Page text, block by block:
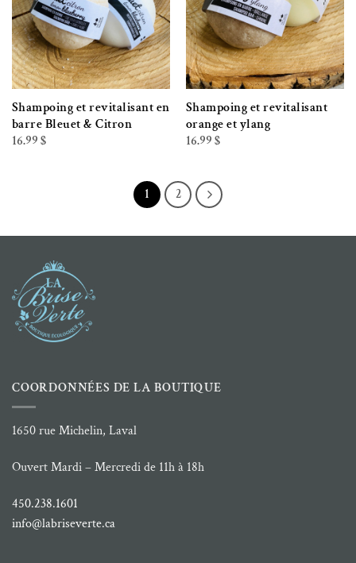
Shampoing et revitalisant en
barre Bleuet & Citron
16.99 $
Shampoing et revitalisant
orange et ylang
16.99 $
1 2
COORDONNÉES DE LA BOUTIQUE
1650 rue Michelin, Laval
Ouvert Mardi – Mercredi de 11h à 18h
450.238.1601
info@labriseverte.ca